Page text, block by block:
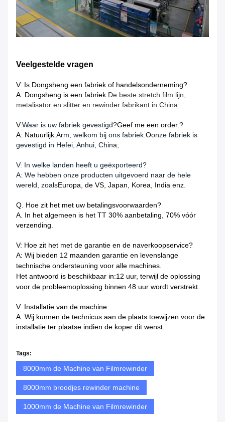
Veelgestelde vragen
V: Is Dongsheng een fabriek of handelsonderneming?
A: Dongsheng is een fabriek. De beste stretch film lijn,
metalisator en slitter en rewinder fabrikant in China.
V:Waar is uw fabriek gevestigd?Geef me een order.?
A: Natuurlijk. Arm, welkom bij ons fabriek. Oonze fabriek is
gevestigd in Hefei, Anhui, China;
V: In welke landen heeft u geëxporteerd?
A: We hebben onze producten uitgevoerd naar de hele
wereld, zoalsEuropa, de VS, Japan, Korea, India enz.
Q. Hoe zit het met uw betalingsvoorwaarden?
A. In het algemeen is het TT 30% aanbetaling, 70% vóór
verzending.
V: Hoe zit het met de garantie en de naverkoopservice?
A: Wij bieden 12 maanden garantie en levenslange
technische ondersteuning voor alle machines.
Het antwoord is beschikbaar in:12 uur, terwijl de oplossing
voor de probleemoplossing binnen 48 uur wordt verstrekt.
V: Installatie van de machine
A: Wij kunnen de technicus aan de plaats toewijzen voor de
installatie ter plaatse indien de koper dit wenst.
Tags:
8000mm de Machine van Filmrewinder
8000mm broodjes rewinder machine
1000mm de Machine van Filmrewinder